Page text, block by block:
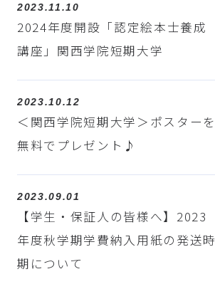
2023.11.10
2024年度開設「認定絵本士養成
講座」関西学院短期大学
2023.10.12
＜関西学院短期大学＞ポスターを
無料でプレゼント♪
2023.09.01
【学生・保証人の皆様へ】2023
年度秋学期学費納入用紙の発送時
期について